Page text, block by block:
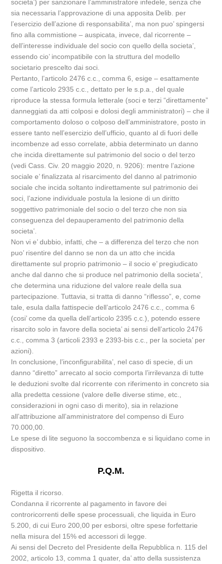
societa’) per sanzionare l’amministratore infedele, senza che
sia necessaria l’approvazione di una apposita Delib. per
l’esercizio dell’azione di responsabilita’, ma non puo’ spingersi
fino alla commistione – auspicata, invece, dal ricorrente –
dell’interesse individuale del socio con quello della societa’,
essendo cio’ incompatibile con la struttura del modello
societario prescelto dai soci.
Pertanto, l’articolo 2476 c.c., comma 6, esige – esattamente
come l’articolo 2935 c.c., dettato per le s.p.a., del quale
riproduce la stessa formula letterale (soci e terzi “direttamente”
danneggiati da atti colposi e dolosi degli amministratori) – che il
comportamento doloso o colposo dell’amministratore, posto in
essere tanto nell’esercizio dell’ufficio, quanto al di fuori delle
incombenze ad esso correlate, abbia determinato un danno
che incida direttamente sul patrimonio del socio o del terzo
(vedi Cass. Civ. 20 maggio 2020, n. 9206): mentre l’azione
sociale e’ finalizzata al risarcimento del danno al patrimonio
sociale che incida soltanto indirettamente sul patrimonio dei
soci, l’azione individuale postula la lesione di un diritto
soggettivo patrimoniale del socio o del terzo che non sia
conseguenza del depauperamento del patrimonio della
societa’.
Non vi e’ dubbio, infatti, che – a differenza del terzo che non
puo’ risentire del danno se non da un atto che incida
direttamente sul proprio patrimonio – il socio e’ pregiudicato
anche dal danno che si produce nel patrimonio della societa’,
che determina una riduzione del valore reale della sua
partecipazione. Tuttavia, si tratta di danno “riflesso”, e, come
tale, esula dalla fattispecie dell’articolo 2476 c.c., comma 6
(cosi’ come da quella dell’articolo 2395 c.c.), potendo essere
risarcito solo in favore della societa’ ai sensi dell’articolo 2476
c.c., comma 3 (articoli 2393 e 2393-bis c.c., per la societa’ per
azioni).
In conclusione, l’inconfigurabilita’, nel caso di specie, di un
danno “diretto” arrecato al socio comporta l’irrilevanza di tutte
le deduzioni svolte dal ricorrente con riferimento in concreto sia
alla predetta cessione (valore delle diverse stime, etc.,
considerazioni in ogni caso di merito), sia in relazione
all’attribuzione all’amministratore del compenso di Euro
70.000,00.
Le spese di lite seguono la soccombenza e si liquidano come in
dispositivo.
P.Q.M.
Rigetta il ricorso.
Condanna il ricorrente al pagamento in favore dei
controricorrenti delle spese processuali, che liquida in Euro
5.200, di cui Euro 200,00 per esborsi, oltre spese forfettarie
nella misura del 15% ed accessori di legge.
Ai sensi del Decreto del Presidente della Repubblica n. 115 del
2002, articolo 13, comma 1 quater, da’ atto della sussistenza